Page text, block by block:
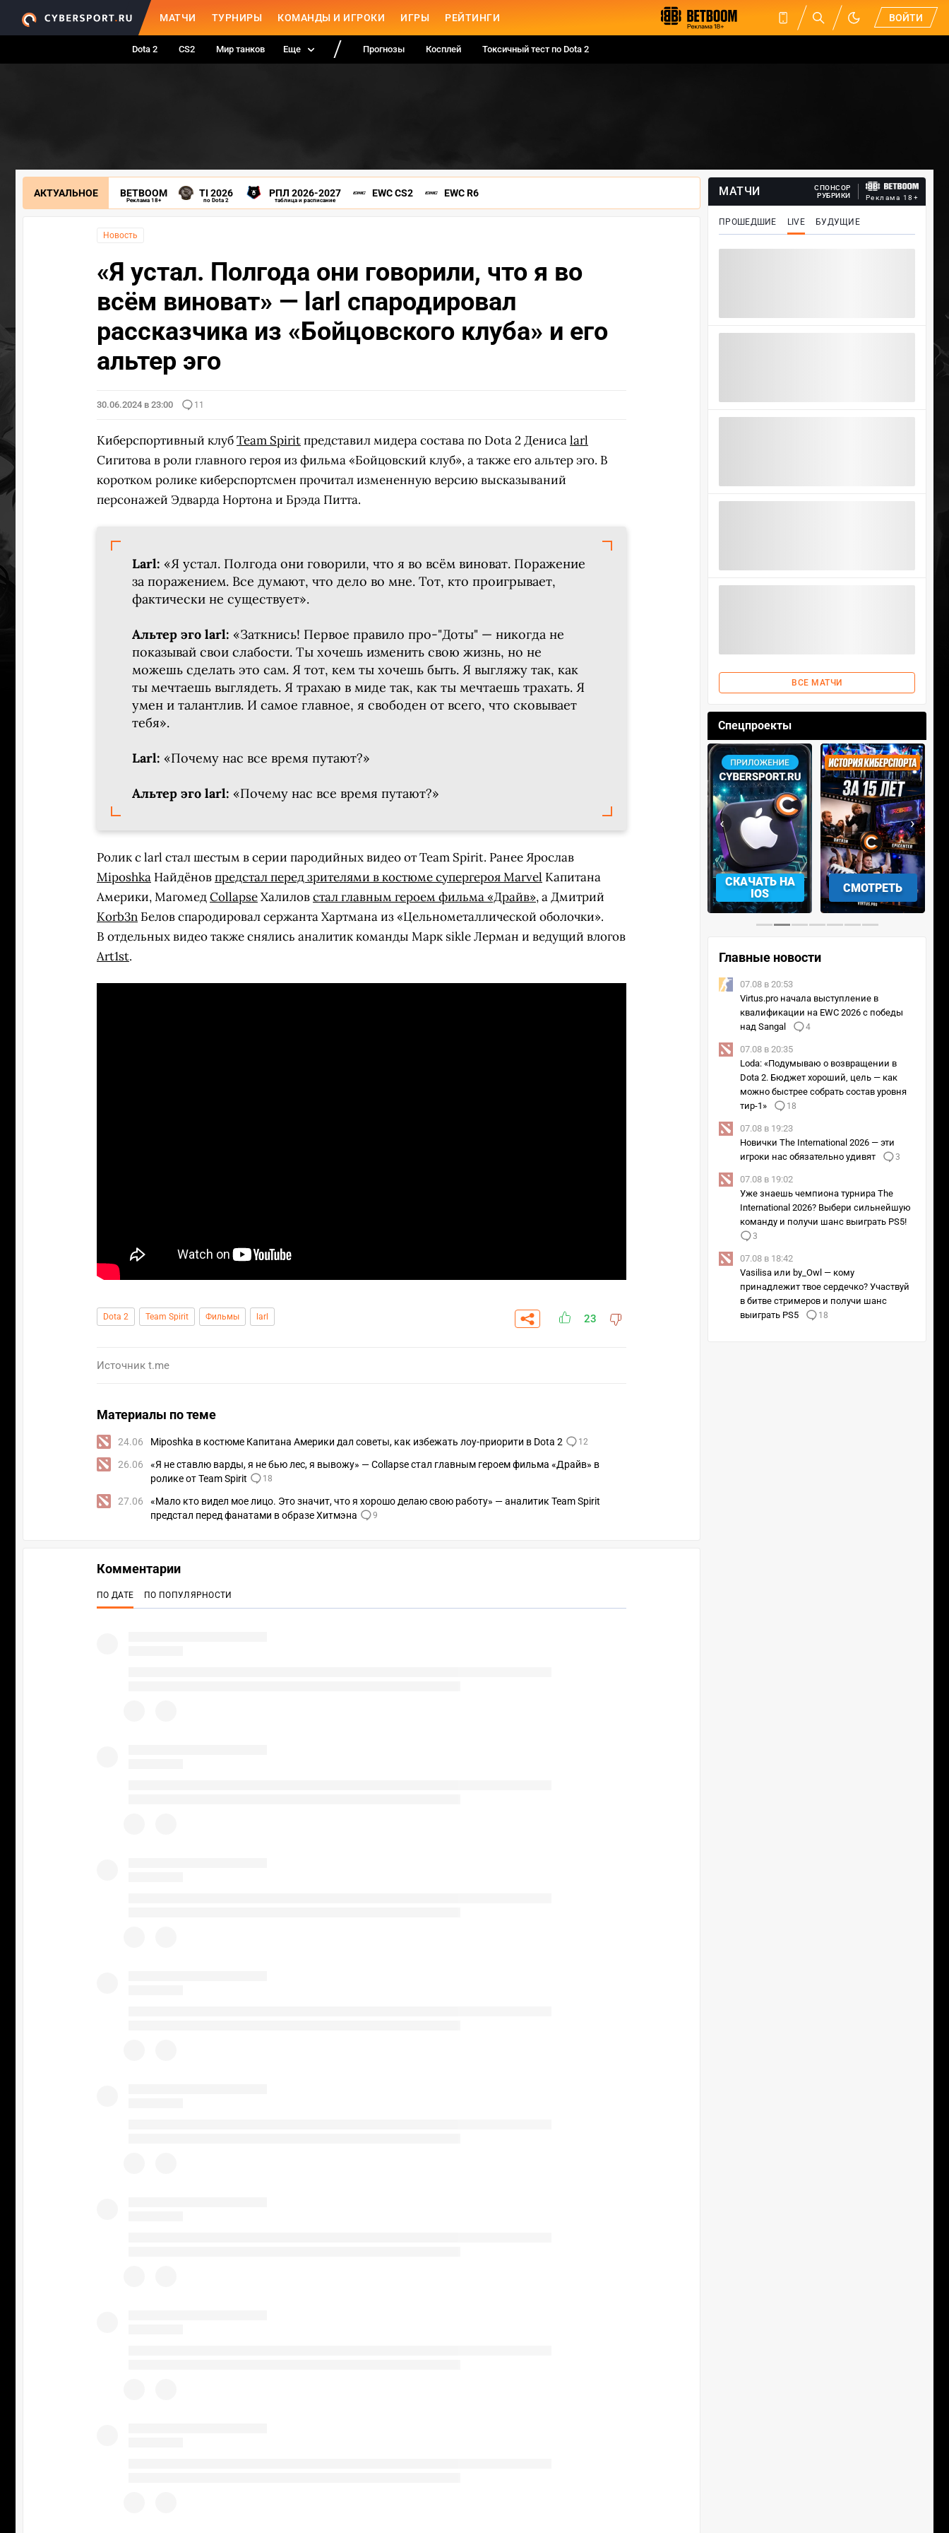
МАТЧИ ТУРНИРЫ КОМАНДЫ И ИГРОКИ ИГРЫ РЕЙТИНГИ ВОЙТИ
Dota 2 CS2 Мир танков Еще Прогнозы Косплей Токсичный тест по Dota 2
АКТУАЛЬНОЕ BETBOOM
Реклама 18+
TI 2026
по Dota 2
РПЛ 2026-2027
таблица и расписание
EWC CS2 EWC R6
Новость
«Я устал. Полгода они говорили, что я во
всём виноват» — larl спародировал
рассказчика из «Бойцовского клуба» и его
альтер эго
30.06.2024 в 23:00 11
Киберспортивный клубTeam Spiritпредставил мидера состава по Dota 2 Денисаlarl
Сигитова в роли главного героя из фильма «Бойцовский клуб», а также его альтер эго. В
коротком ролике киберспортсмен прочитал измененную версию высказываний
персонажей Эдварда Нортона и Брэда Питта.
Larl: «Я устал. Полгода они говорили, что я во всём виноват. Поражение
за поражением. Все думают, что дело во мне. Тот, кто проигрывает,
фактически не существует».
Альтер эго larl: «Заткнись! Первое правило про-"Доты" — никогда не
показывай свои слабости. Ты хочешь изменить свою жизнь, но не
можешь сделать это сам. Я тот, кем ты хочешь быть. Я выгляжу так, как
ты мечтаешь выглядеть. Я трахаю в миде так, как ты мечтаешь трахать. Я
умен и талантлив. И самое главное, я свободен от всего, что сковывает
тебя».
Larl: «Почему нас все время путают?»
Альтер эго larl: «Почему нас все время путают?»
Ролик с larl стал шестым в серии пародийных видео от Team Spirit. Ранее Ярослав
Miposhka Найдёновпредстал перед зрителями в костюме супергероя Marvel Капитана
Америки, МагомедCollapseХалиловстал главным героем фильма «Драйв», а Дмитрий
Korb3n Белов спародировал сержанта Хартмана из «Цельнометаллической оболочки».
В отдельных видео также снялись аналитик команды Марк sikle Лерман и ведущий влогов
Art1st.
Dota 2 Team Spirit Фильмы larl 23
Источник t.me
Материалы по теме
24.06 Miposhka в костюме Капитана Америки дал советы, как избежать лоу-приорити в Dota 2 12
26.06
«Я не ставлю варды, я не бью лес, я вывожу» — Collapse стал главным героем фильма «Драйв» в
ролике от Team Spirit
18
27.06
«Мало кто видел мое лицо. Это значит, что я хорошо делаю свою работу» — аналитик Team Spirit
предстал перед фанатами в образе Хитмэна
9
МАТЧИ
СПОНСОР
РУБРИКИ
Реклама 18+
ПРОШЕДШИЕ LIVE БУДУЩИЕ
ВСЕ МАТЧИ
Спецпроекты
ПЕРЕЙТИ ВЫБРАТЬ
СКАЧАТЬ НА
ANDROID
СМОТРЕТЬ УЧАСТВОВАТЬ
‹ ›
Главные новости
07.08 в 20:53
Virtus.pro начала выступление в
квалификации на EWC 2026 с победы
над Sangal
4
07.08 в 20:35
Loda: «Подумываю о возвращении в
Dota 2. Бюджет хороший, цель — как
можно быстрее собрать состав уровня
тир-1»
18
07.08 в 19:23
Новички The International 2026 — эти
игроки нас обязательно удивят
3
07.08 в 19:02
Уже знаешь чемпиона турнира The
International 2026? Выбери сильнейшую
команду и получи шанс выиграть PS5!
3
07.08 в 18:42
Vasilisa или by_Owl — кому
принадлежит твое сердечко? Участвуй
в битве стримеров и получи шанс
выиграть PS5
18
Комментарии
ПО ДАТЕ ПО ПОПУЛЯРНОСТИ